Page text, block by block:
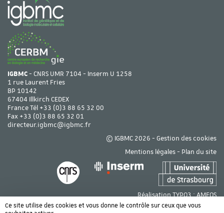
IGBMC- CNRS UMR 7104 - Inserm U 1258
1 rue Laurent Fries
BP 10142
67404 Illkirch CEDEX
France Tél +33 (0)3 88 65 32 00
Fax +33 (0)3 88 65 32 01
directeur.igbmc@igbmc.fr
© IGBMC 2026 - Gestion des cookies
Mentions légales- Plan du site
Réalisation TYPO3 :AMEOS
Ce site utilise des cookies et vous donne le contrôle sur ceux que vous